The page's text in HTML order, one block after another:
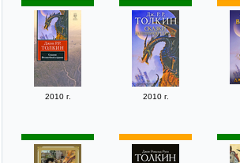
2010 г. 2010 г.